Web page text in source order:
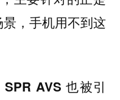
， 手机用不到这
AVS 也被引